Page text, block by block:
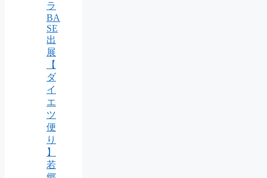
ラ
BA
SE
出
展
【
ダ
イ
エ
ツ
便
り
】
若